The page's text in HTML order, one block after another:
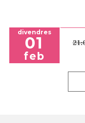
divendres
01
feb